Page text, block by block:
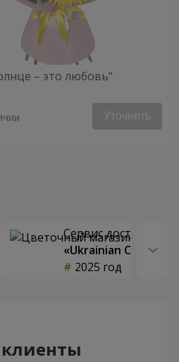
– это любовь"
Уточнить
Сервис доставки
«Ukrainian Choice»
2025 год